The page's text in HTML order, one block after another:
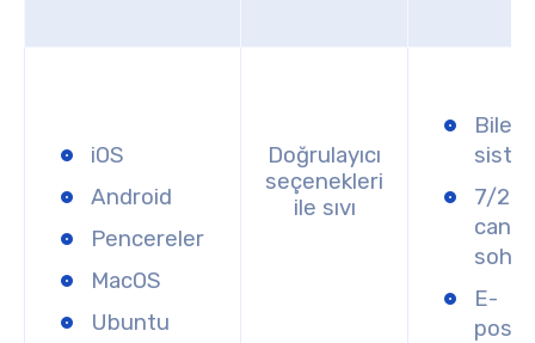
iOS
Android
Pencereler
MacOS
Ubuntu
Doğrulayıcı
seçenekleri
ile sıvı
Bilet
7/24
canlı
E-
posta